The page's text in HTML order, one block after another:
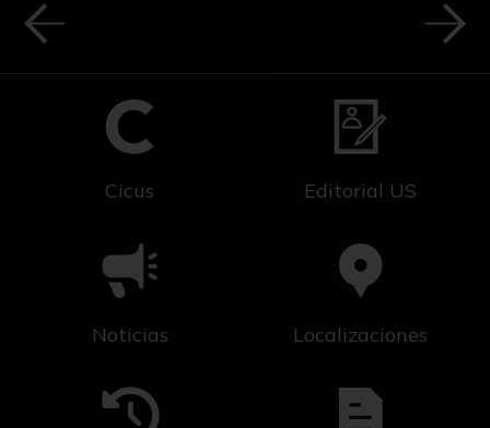
Cicus Editorial US
Noticias Localizaciones